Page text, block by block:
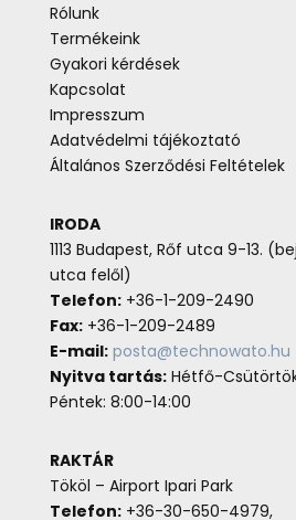
Rólunk
Termékeink
Gyakori kérdések
Kapcsolat
Impresszum
Adatvédelmi tájékoztató
Általános Szerződési Feltételek
IRODA
1113 Budapest, Rőf utca 9-13.
utca felől)
Telefon:+36-1-209-2490
Fax:+36-1-209-2489
E-mail: posta@technowato.hu
Nyitva tartás:Hétfő-
Péntek: 8:00-14:00
RAKTÁR
Tököl – Airport Ipari Park
Telefon:+36-30-650-4979,